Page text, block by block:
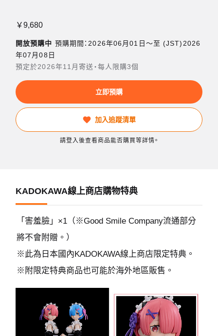
￥9,680
開放預購中 預購期間：2026年06月01日〜至 (JST)2026
年07月08日
預定於2026年11月寄送・每人限購3個
立即預購
加入追蹤清單
請登入後查看商品能否購買等詳情。
KADOKAWA線上商店購物特典
「害羞臉」×1（※Good Smile Company流通部分
將不會附贈。）
※此為日本國內KADOKAWA線上商店限定特典。
※附限定特典商品也可能於海外地區販售。